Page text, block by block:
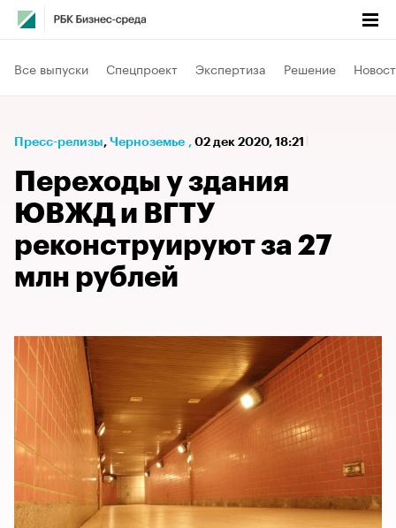
Все выпуски Спецпроект Экспертиза Решение
Пресс-релизы⁠, Черноземье , 02 дек 2020, 18:21
Переходы у здания
ЮВЖД и ВГТУ
реконструируют за 27
млн рублей